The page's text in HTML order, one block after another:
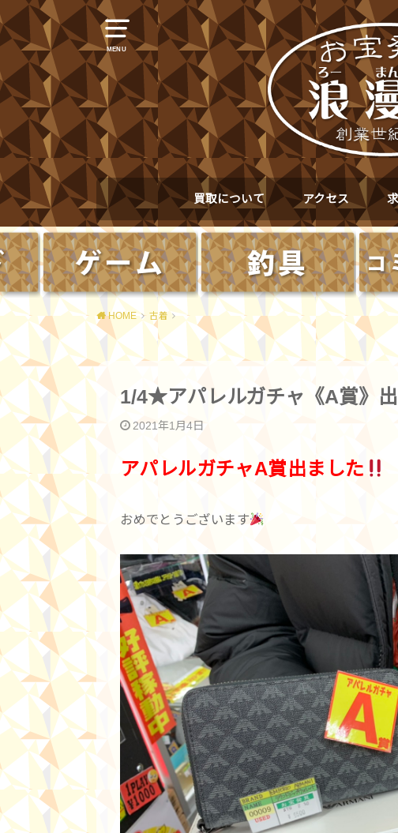
MENU
買取について アクセス
HOME 古着
1/4★アパレルガチャ《A賞》
2021年1月4日
アパレルガチャA賞出ました
おめでとうございます